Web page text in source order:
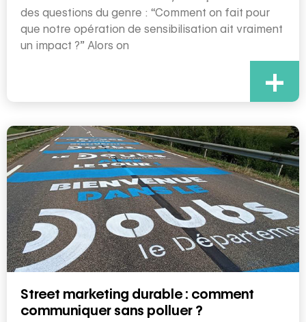
des questions du genre : “Comment on fait pour
que notre opération de sensibilisation ait vraiment
un impact ?” Alors on
+
Street marketing durable : comment
communiquer sans polluer ?